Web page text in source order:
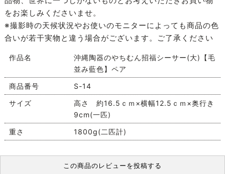
をお楽しみくださいませ。
※撮影時の天候状況やお使いのモニターによっても商品の色
合いが若干実物と違う場合がございます。ご了承ください
作品名
沖縄陶器のやちむん招福シーサー(大)【毛
並み藍色】ペア
商品番号
S-14
サイズ
高さ 約16.5ｃｍ×横幅12.5ｃｍ×奥行き
9cm(一匹)
重さ
1800g(二匹計)
この商品のレビューを投稿する